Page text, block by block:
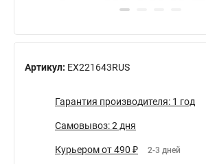
Артикул: EX221643RUS
Гарантия производителя: 1 год
Самовывоз: 2 дня
Курьером от 490 ₽ 2-3 дней